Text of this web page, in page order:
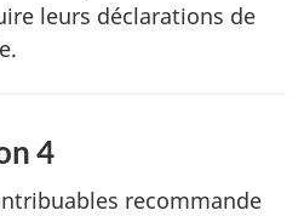
leurs déclarations de
4
recommande